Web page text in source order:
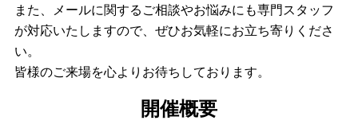
また、メールに関するご相談やお悩みにも専門スタッフ
が対応いたしますので、ぜひお気軽にお立ち寄りくださ
い。
皆様のご来場を心よりお待ちしております。
開催概要